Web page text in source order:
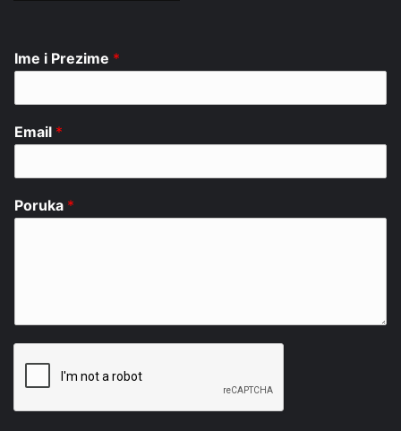
Ime i Prezime *
Email *
Poruka *